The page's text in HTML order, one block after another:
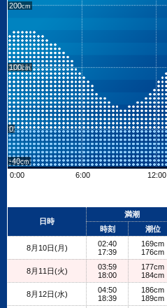
200
100
0
-40
0:00
6:00 12:00
+
日時
満潮
時刻
潮位
8月10日(月)
02:40
17:39
169cm
176cm
8月11日(火)
03:59
18:00
177cm
184cm
8月12日(水)
04:50
18:39
186cm
189cm